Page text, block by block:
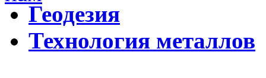
Геодезия
Технология металлов